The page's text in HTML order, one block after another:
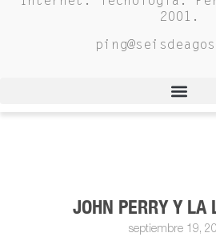
2001.
JOHN PERRY Y LA
septiembre 19,